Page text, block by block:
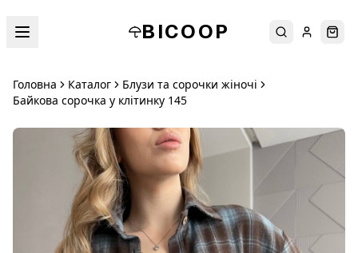
BICOOP ПошукУвійти
Головна Каталог
Блузи та сорочки жіночі
Байкова сорочка у клітинку 145